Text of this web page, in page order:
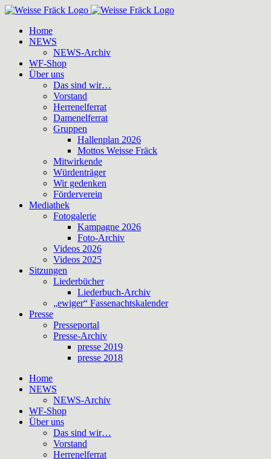
Zum
springenHome
NEWS
NEWS-Archiv
WF-Shop
Über uns
Das sind wir…
Vorstand
Herrenelferrat
Damenelferrat
Gruppen
Hallenplan 2026
Mottos Weisse Fräck
Mitwirkende
Würdenträger
Wir gedenken
Förderverein
Mediathek
Fotogalerie
Kampagne 2026
Foto-Archiv
Videos 2026
Videos 2025
Sitzungen
Liederbücher
Liederbuch-Archiv
„ewiger“ Fassenachtskalender
Presse
Presseportal
Presse-Archiv
presse 2019
presse 2018
Home
NEWS
NEWS-Archiv
WF-Shop
Über uns
Das sind wir…
Vorstand
Herrenelferrat